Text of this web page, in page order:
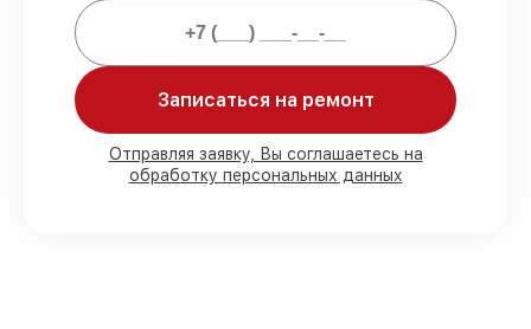
работ выполняем в присутствии
клиента
запчастей EOTech готовы к
установке в Казани, остальные доступны
для срочного заказа
Подлинные запчасти EOTech и
Записаться на ремонт
Отправляя заявку, Вы соглашаетесь на
обработку персональных данных